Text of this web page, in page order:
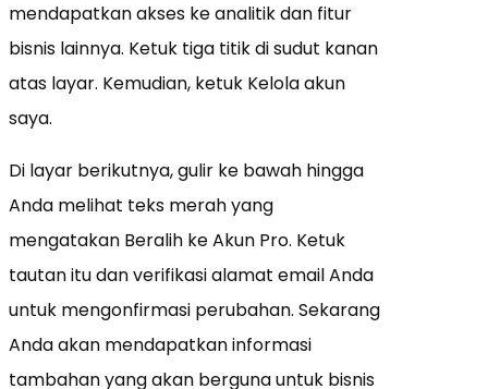
mendapatkan akses ke analitik dan fitur
bisnis lainnya. Ketuk tiga titik di sudut kanan
atas layar. Kemudian, ketuk Kelola akun
saya.
Di layar berikutnya, gulir ke bawah hingga
Anda melihat teks merah yang
mengatakan Beralih ke Akun Pro. Ketuk
tautan itu dan verifikasi alamat email Anda
untuk mengonfirmasi perubahan. Sekarang
Anda akan mendapatkan informasi
tambahan yang akan berguna untuk bisnis